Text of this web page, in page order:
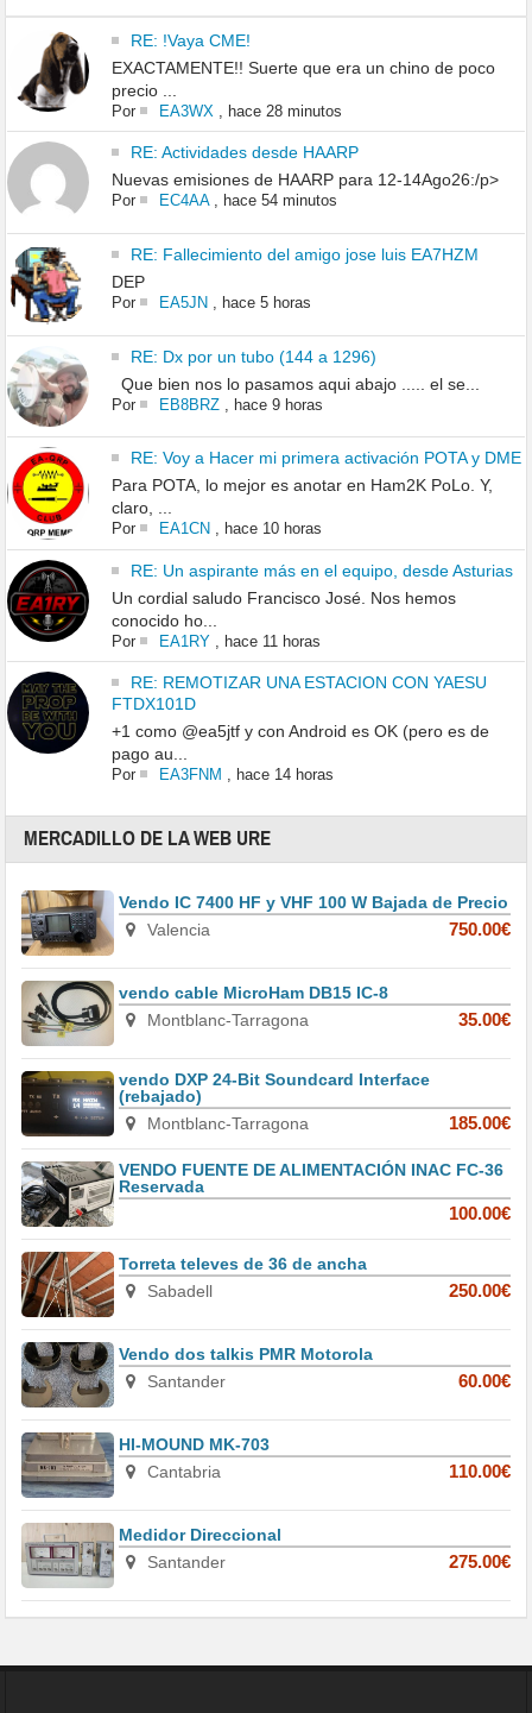
RE: !Vaya CME!
EXACTAMENTE!! Suerte que era un chino de poco
precio ...
Por EA3WX hace 28 minutos
RE: Actividades desde HAARP
Nuevas emisiones de HAARP para 12-14Ago26:/p>
Por EC4AA, hace 54 minutos
RE: Fallecimiento del amigo jose luis EA7HZM
DEP
Por EA5JN, hace 5 horas
RE: Dx por un tubo (144 a 1296)
Que bien nos lo pasamos aqui abajo ..... el se...
Por EB8BRZ, hace 9 horas
RE: Voy a Hacer mi primera activación POTA y DME
Para POTA, lo mejor es anotar en Ham2K PoLo. Y,
claro, ...
Por EA1CN , hace 10 horas
RE: Un aspirante más en el equipo, desde Asturias
Un cordial saludo Francisco José. Nos hemos
conocido ho...
Por EA1RY, hace 11 horas
RE: REMOTIZAR UNA ESTACION CON YAESU
FTDX101D
+1 como @ea5jtf y con Android es OK (pero es de
pago au...
Por EA3FNM , hace 14 horas
MERCADILLO DE LA WEB URE
Vendo IC 7400 HF y VHF 100 W Bajada de Precio
Valencia
750.00€
vendo cable MicroHam DB15 IC-8
Montblanc-Tarragona
35.00€
vendo DXP 24-Bit Soundcard Interface
(rebajado)
Montblanc-Tarragona
185.00€
VENDO FUENTE DE ALIMENTACIÓN INAC FC-36
Reservada
100.00€
Torreta televes de 36 de ancha
Sabadell
250.00€
Vendo dos talkis PMR Motorola
Santander
60.00€
HI-MOUND MK-703
Cantabria
110.00€
Medidor Direccional
Santander
275.00€